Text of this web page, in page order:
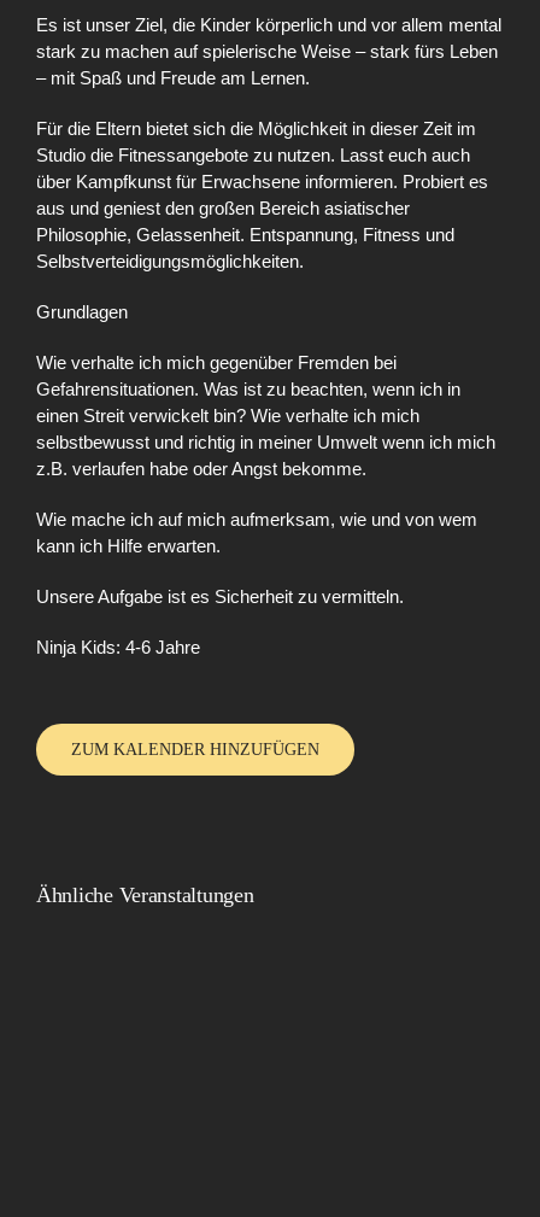
Es ist unser Ziel, die Kinder körperlich und vor allem mental
stark zu machen auf spielerische Weise – stark fürs Leben
– mit Spaß und Freude am Lernen.
Für die Eltern bietet sich die Möglichkeit in dieser Zeit im
Studio die Fitnessangebote zu nutzen. Lasst euch auch
über Kampfkunst für Erwachsene informieren. Probiert es
aus und geniest den großen Bereich asiatischer
Philosophie, Gelassenheit. Entspannung, Fitness und
Selbstverteidigungsmöglichkeiten.
Grundlagen
Wie verhalte ich mich gegenüber Fremden bei
Gefahrensituationen. Was ist zu beachten, wenn ich in
einen Streit verwickelt bin? Wie verhalte ich mich
selbstbewusst und richtig in meiner Umwelt wenn ich mich
z.B. verlaufen habe oder Angst bekomme.
Wie mache ich auf mich aufmerksam, wie und von wem
kann ich Hilfe erwarten.
Unsere Aufgabe ist es Sicherheit zu vermitteln.
Ninja Kids: 4-6 Jahre
ZUM KALENDER HINZUFÜGEN
Ähnliche Veranstaltungen